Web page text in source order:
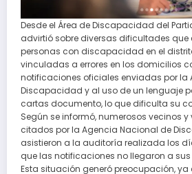
Desde el Área de Discapacidad del
advirtió sobre diversas dificultades
personas con discapacidad en el
vinculadas a errores en los domicilios
notificaciones oficiales enviadas por la
Discapacidad y al uso de un lenguaje
cartas documento, lo que dificulta su
Según se informó, numerosos vecinos
citados por la Agencia Nacional de
asistieron a la auditoría realizada los
que las notificaciones no llegaron a
Esta situación generó preocupación,